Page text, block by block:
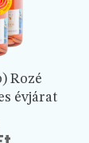
Rozé
évjárat